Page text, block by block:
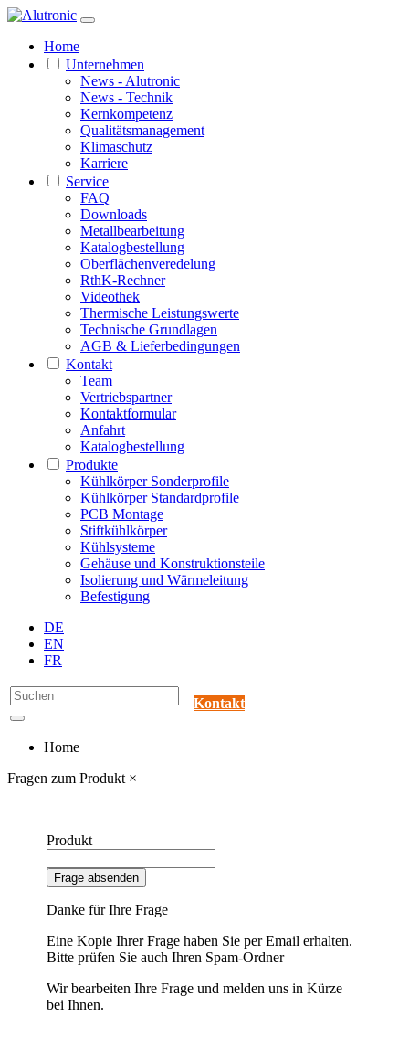
Home
Unternehmen
News - Alutronic
News - Technik
Kernkompetenz
Qualitätsmanagement
Klimaschutz
Karriere
Service
FAQ
Downloads
Metallbearbeitung
Katalogbestellung
Oberflächenveredelung
RthK-Rechner
Videothek
Thermische Leistungswerte
Technische Grundlagen
AGB & Lieferbedingungen
Kontakt
Team
Vertriebspartner
Kontaktformular
Anfahrt
Katalogbestellung
Produkte
Kühlkörper Sonderprofile
Kühlkörper Standardprofile
PCB Montage
Stiftkühlkörper
Kühlsysteme
Gehäuse und Konstruktionsteile
Isolierung und Wärmeleitung
Befestigung
DE
EN
FR
Kontakt
Home
Fragen zum Produkt ×
Produkt
Frage absenden
Danke für Ihre Frage
Eine Kopie Ihrer Frage haben Sie per Email erhalten.
Bitte prüfen Sie auch Ihren Spam-Ordner
Wir bearbeiten Ihre Frage und melden uns in Kürze
bei Ihnen.